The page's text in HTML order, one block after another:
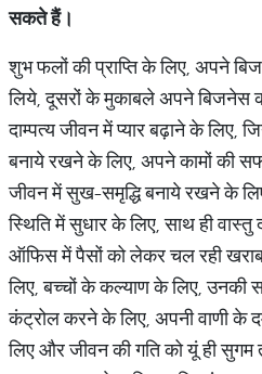
सकतेहैं।
शुभ फलों की प्राप्ति के लिए, अपने
लिये, दूसरों के मुकाबले अपने बिजनेस
दाम्पत्य जीवन में प्यार बढ़ाने के लिए,
बनाये रखने के लिए, अपने कामों की
जीवन में सुख-समृद्धि बनाये रखने के
स्थिति में सुधार के लिए, साथ ही वास्तु
ऑफिस में पैसों को लेकर चल रही खराब
लिए, बच्चों के कल्याण के लिए, उनकी
कंट्रोल करने के लिए, अपनी वाणी के
लिए और जीवन की गति को यूं ही